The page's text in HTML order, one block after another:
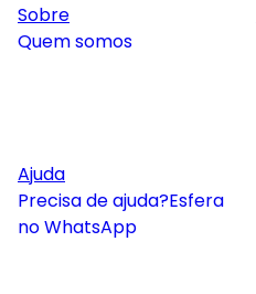
Sobre
Quem somos
Ajuda
Precisa de ajuda?Esfera
no WhatsApp